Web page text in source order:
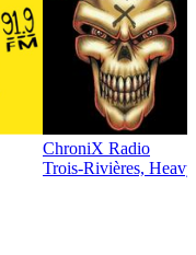
ChroniX Radio
Trois-Rivières,